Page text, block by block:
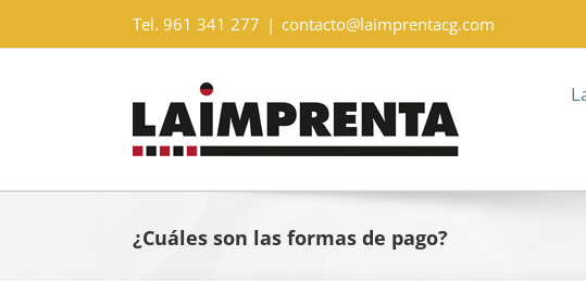
contenido
Tel. 961 341 277 | contacto@laimprentacg.com
¿Cuáles son las formas de pago?